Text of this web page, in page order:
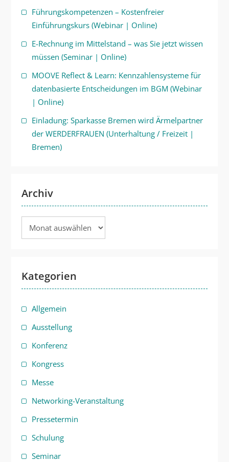
Führungskompetenzen – Kostenfreier
Einführungskurs (Webinar | Online)
E-Rechnung im Mittelstand – was Sie jetzt wissen
müssen (Seminar | Online)
MOOVE Reflect & Learn: Kennzahlensysteme für
datenbasierte Entscheidungen im BGM (Webinar
| Online)
Einladung: Sparkasse Bremen wird Ärmelpartner
der WERDERFRAUEN (Unterhaltung / Freizeit |
Bremen)
Archiv
Archiv
Kategorien
Allgemein
Ausstellung
Konferenz
Kongress
Messe
Networking-Veranstaltung
Pressetermin
Schulung
Seminar